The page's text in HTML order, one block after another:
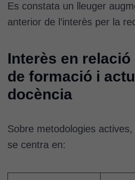
Es constata un lleuger
anterior de l’interès per la
Interès en
de formació i
docència
Sobre metodologies actives,
se centra en: